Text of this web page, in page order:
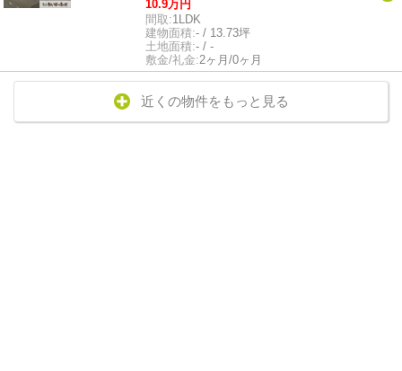
10.9万円
間取:1LDK
建物面積:- / 13.73坪
土地面積:- / -
敷金/礼金:2ヶ月/0ヶ月
近くの物件をもっと見る